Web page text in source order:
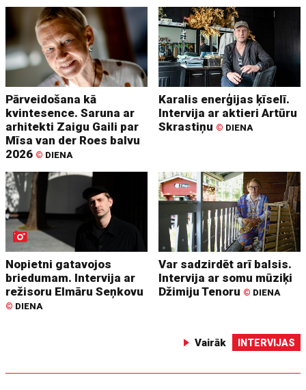
Pārveidošana kā
kvintesence. Saruna ar
arhitekti Zaigu Gaili par
Mīsa van der Roes balvu
2026 © DIENA
Karalis enerģijas ķīselī.
Intervija ar aktieri Artūru
Skrastiņu © DIENA
Nopietni gatavojos
briedumam. Intervija ar
režisoru Elmāru Seņkovu
© DIENA
Var sadzirdēt arī balsis.
Intervija ar somu mūziķi
Džimiju Tenoru © DIENA
Vairāk INTERVIJAS